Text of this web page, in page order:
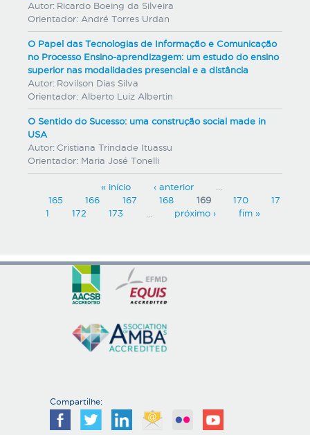
Autor: Ricardo Boeing da Silveira
Orientador: André Torres Urdan
O Papel das Tecnologias de Informação e Comunicação
no Processo Ensino-aprendizagem: um estudo do ensino
superior nas modalidades presencial e a distância
Autor: Rovilson Dias Silva
Orientador: Alberto Luiz Albertin
O Sentido do Sucesso: uma construção social made in
USA
Autor: Cristiana Trindade Ituassu
Orientador: Maria José Tonelli
a
« início ‹ anterior
165
166 167 168 169 170
17
1
172 173 próximo › fim »
Compartilhe: